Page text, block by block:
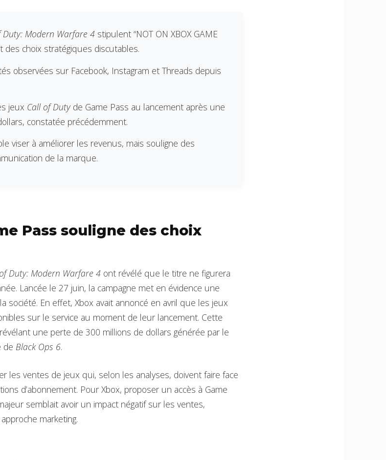
Duty: Modern Warfare 4 stipulent “NOT ON XBOX GAME
des choix stratégiques discutables.
observées sur Facebook, Instagram et Threads depuis
jeux Call of Dutyde Game Pass au lancement après une
constatée précédemment.
viser à améliorer les revenus, mais souligne des
de la marque.
Pass souligne des choix
Duty: Modern Warfare 4 ont révélé que le titre ne figurera
Lancée le 27 juin, la campagne met en évidence une
société. En effet, Xbox avait annoncé en avril que les jeux
sur le service au moment de leur lancement. Cette
une perte de 300 millions de dollars générée par le
de Black Ops 6.
les ventes de jeux qui, selon les analyses, doivent faire face
d’abonnement. Pour Xbox, proposer un accès à Game
semblait avoir un impact négatif sur les ventes,
marketing.